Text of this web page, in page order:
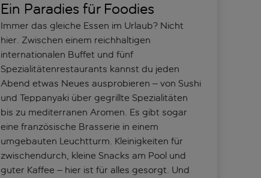
Ein Paradies für Foodies
Immer das gleiche Essen im Urlaub? Nicht
hier. Zwischen einem reichhaltigen
internationalen Buffet und fünf
Spezialitätenrestaurants kannst du jeden
Abend etwas Neues ausprobieren – von Sushi
und Teppanyaki über gegrillte Spezialitäten
bis zu mediterranen Aromen. Es gibt sogar
eine französische Brasserie in einem
umgebauten Leuchtturm. Kleinigkeiten für
zwischendurch, kleine Snacks am Pool und
guter Kaffee – hier ist für alles gesorgt. Und